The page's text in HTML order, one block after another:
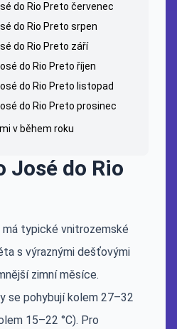
do Rio Preto červenec
do Rio Preto srpen
do Rio Preto září
do Rio Preto říjen
do Rio Preto listopad
do Rio Preto prosinec
v během roku
José do Rio
typické vnitrozemské
s výraznými dešťovými
zimní měsíce.
se pohybují kolem 27–32
15–22 °C). Pro